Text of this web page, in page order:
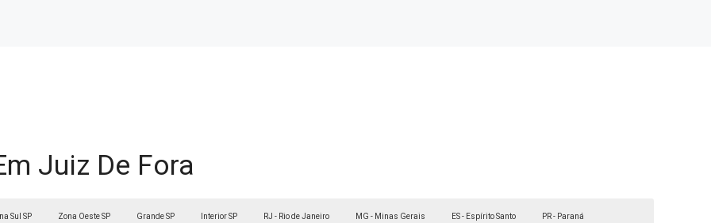
Juiz De Fora
Sul SP Zona Oeste SP Grande SP Interior SP RJ - Rio de Janeiro MG - Minas Gerais ES - Espírito Santo PR - Paraná